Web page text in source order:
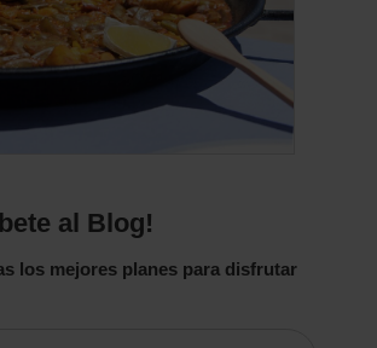
al Blog!
los mejores planes para disfrutar